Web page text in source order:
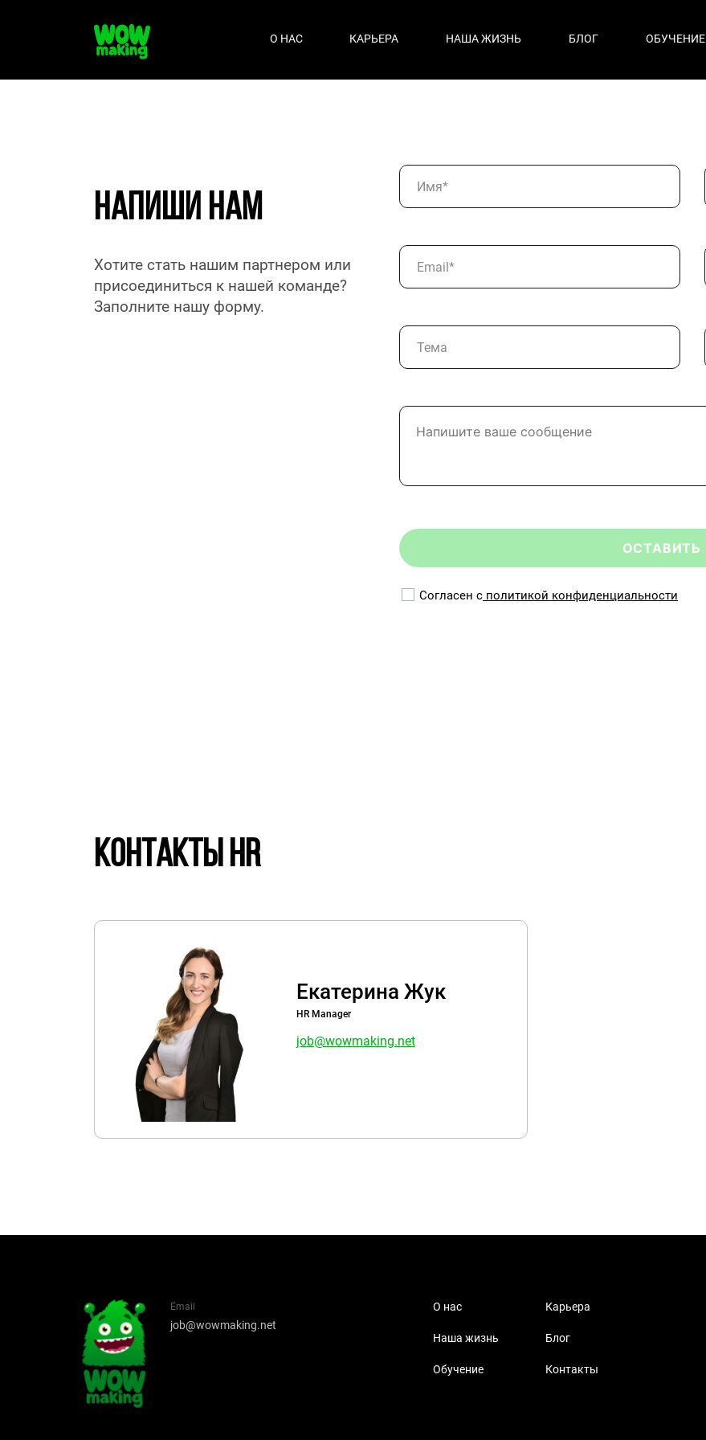
О НАС КАРЬЕРА НАША ЖИЗНЬ БЛОГ ОБУЧЕНИЕ
НАПИШИ НАМ
Хотите стать нашим партнером или
присоединиться к нашей команде?
Заполните нашу форму.
Имя*
Email*
Тема
Согласен с политикой конфиденциальности
Контакты HR
Екатерина Жук
HR Manager
job@wowmaking.net
Email
job@wowmaking.net
О нас Карьера
Наша жизнь Блог
Обучение Контакты